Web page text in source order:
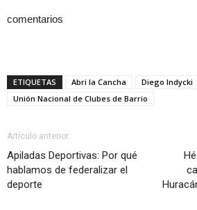
comentarios
ETIQUETAS Abri la Cancha
Diego Indycki
Unión Nacional de Clubes de Barrio
Artículo anterior
Apiladas Deportivas: Por qué
hablamos de federalizar el
deporte